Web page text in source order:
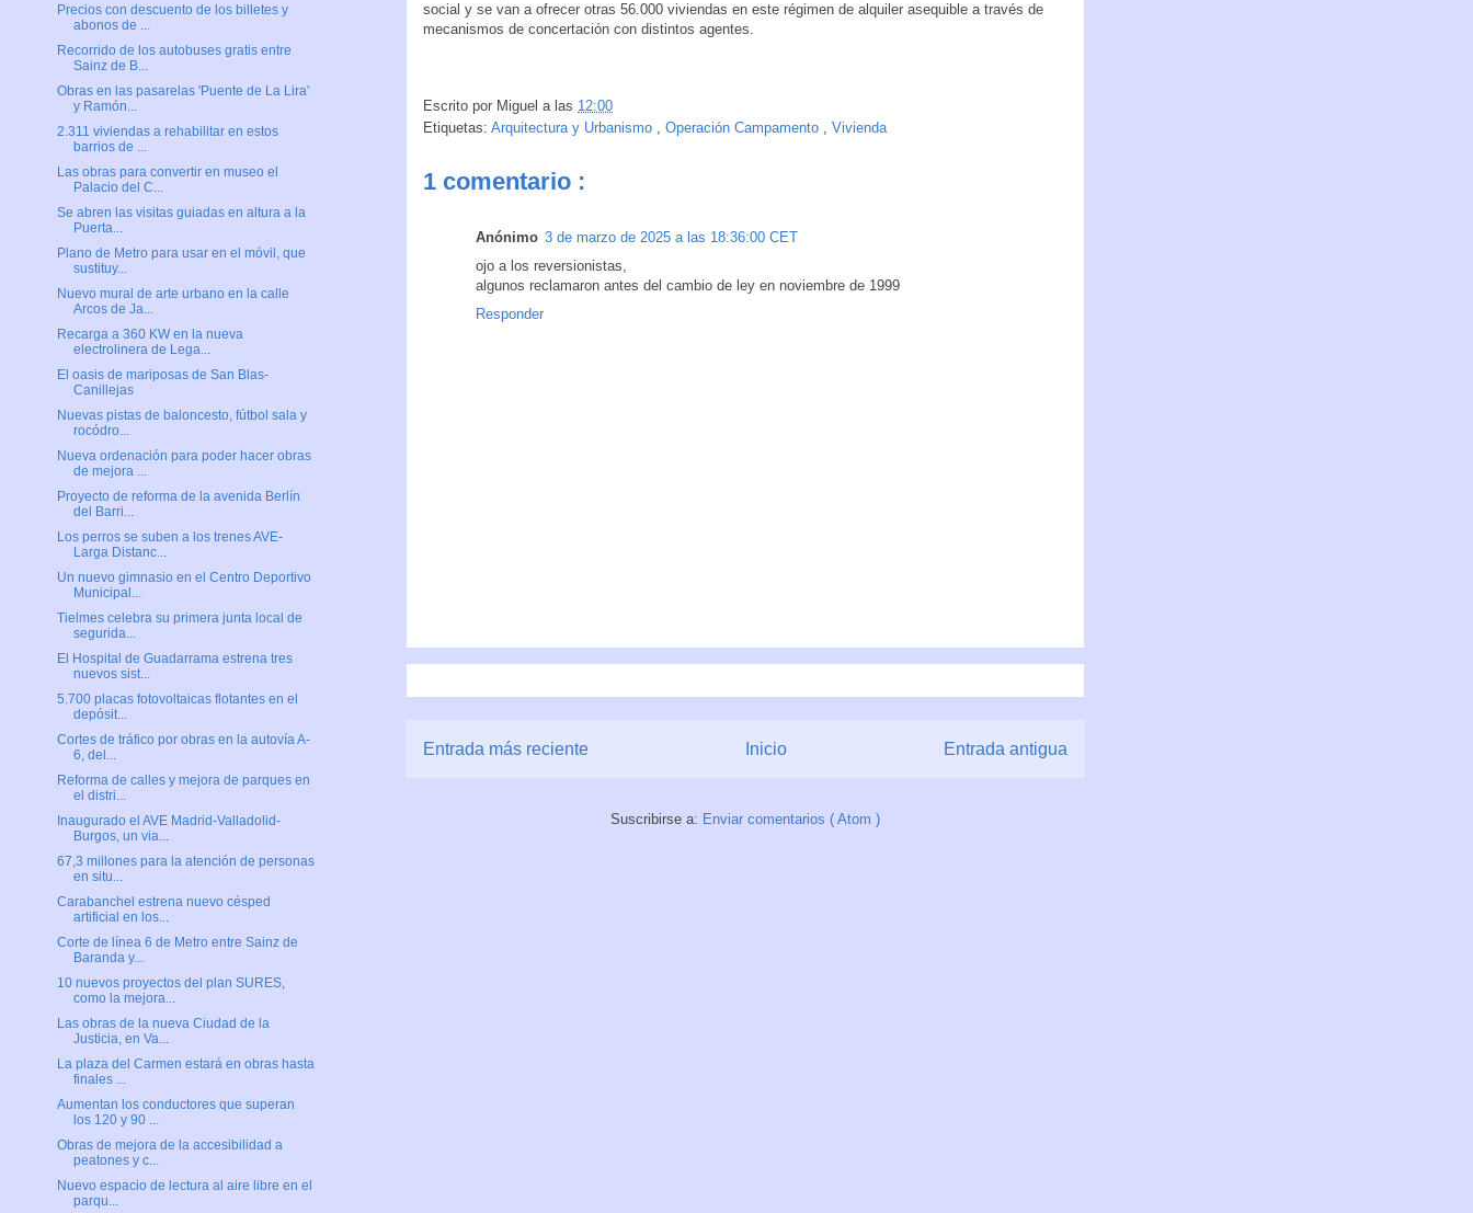
social y se van a ofrecer otras 56.000 viviendas en este régimen de alquiler asequible a través de
mecanismos de concertación con distintos agentes.
Escrito por Miguel a las 12:00
Etiquetas: Arquitectura y Urbanismo Operación Campamento Vivienda
1 comentario :
Anónimo 3 de marzo de 2025 a las 18:36:00 CET
ojo a los reversionistas,
algunos reclamaron antes del cambio de ley en noviembre de 1999
Responder
Entrada más reciente Entrada antigua
Inicio
Suscribirse a: Enviar comentarios ( Atom )
Precios con descuento de los billetes y
abonos de ...
Recorrido de los autobuses gratis entre
Sainz de B...
Obras en las pasarelas 'Puente de La Lira'
y Ramón...
2.311 viviendas a rehabilitar en estos
barrios de ...
Las obras para convertir en museo el
Palacio del C...
Se abren las visitas guiadas en altura a la
Puerta...
Plano de Metro para usar en el móvil, que
sustituy...
Nuevo mural de arte urbano en la calle
Arcos de Ja...
Recarga a 360 KW en la nueva
electrolinera de Lega...
El oasis de mariposas de San Blas-
Canillejas
Nuevas pistas de baloncesto, fútbol sala y
rocódro...
Nueva ordenación para poder hacer obras
de mejora ...
Proyecto de reforma de la avenida Berlín
del Barri...
Los perros se suben a los trenes AVE-
Larga Distanc...
Un nuevo gimnasio en el Centro Deportivo
Municipal...
Tielmes celebra su primera junta local de
segurida...
El Hospital de Guadarrama estrena tres
nuevos sist...
5.700 placas fotovoltaicas flotantes en el
depósit...
Cortes de tráfico por obras en la autovía A-
6, del...
Reforma de calles y mejora de parques en
el distri...
Inaugurado el AVE Madrid-Valladolid-
Burgos, un via...
67,3 millones para la atención de personas
en situ...
Carabanchel estrena nuevo césped
artificial en los...
Corte de línea 6 de Metro entre Sainz de
Baranda y...
10 nuevos proyectos del plan SURES,
como la mejora...
Las obras de la nueva Ciudad de la
Justicia, en Va...
La plaza del Carmen estará en obras hasta
finales ...
Aumentan los conductores que superan
los 120 y 90 ...
Obras de mejora de la accesibilidad a
peatones y c...
Nuevo espacio de lectura al aire libre en el
parqu...